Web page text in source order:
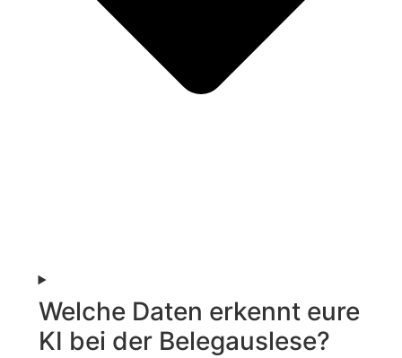
Welche Daten erkennt eure
KI bei der Belegauslese?